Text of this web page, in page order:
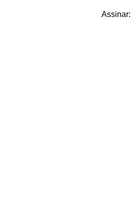
Assinar: